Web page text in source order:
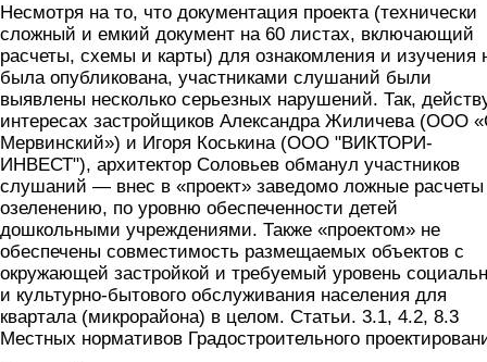
Несмотря на то, что документация проекта (технически
сложный и емкий документ на 60 листах, включающий
расчеты, схемы и карты) для ознакомления и изучения
была опубликована, участниками слушаний были
выявлены несколько серьезных нарушений. Так,
интересах застройщиков Александра Жиличева (ООО
Мервинский») и Игоря Коськина (ООО "ВИКТОРИ-
ИНВЕСТ"), архитектор Соловьев обманул участников
слушаний — внес в «проект» заведомо ложные расчеты
озеленению, по уровню обеспеченности детей
дошкольными учреждениями. Также «проектом» не
обеспечены совместимость размещаемых объектов с
окружающей застройкой и требуемый уровень
и культурно-бытового обслуживания населения для
квартала (микрорайона) в целом. Статьи. 3.1, 4.2, 8.3
Местных нормативов Градостроительного